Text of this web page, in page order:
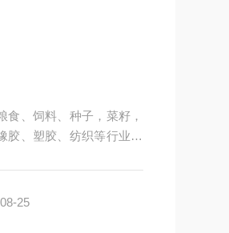
、饲料、种子，菜籽，
胶、塑胶、纺织等行业中
25